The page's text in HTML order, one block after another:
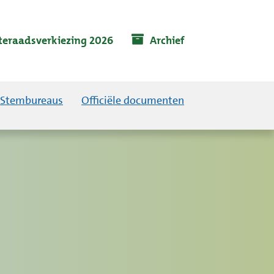
2026 Archief
Stembureaus Officiële documenten